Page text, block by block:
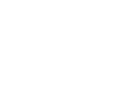
Grande Com Divisórias
Contém
Bolso Frontal Com Zíper, Alça